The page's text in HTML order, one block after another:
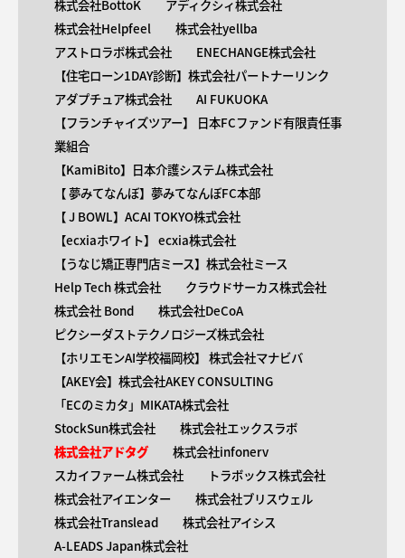
株式会社BottoK
アディクシィ株式会社
株式会社Helpfeel
株式会社yellba
アストロラボ株式会社
ENECHANGE株式会社
【住宅ローン1DAY診断】株式会社パートナーリンク
アダプチュア株式会社
AI FUKUOKA
【​フランチャイズツアー】 日本FCファンド有限責任事
業組合
【KamiBito​】日本介護システム株式会社
【 ​夢みてなんぼ】夢みてなんぼFC本部
【 ​J BOWL】ACAI TOKYO株式会社
【​ecxiaホワイト】 ecxia株式会社
【​うなじ矯正専門店ミース】株式会社ミース
Help Tech 株式会社
クラウドサーカス株式会社
株式会社 Bond
株式会社DeCoA
ピクシーダストテクノロジーズ株式会社
【ホリエモンAI学校福岡校】 株式会社マナビバ
【AKEY会】株式会社AKEY CONSULTING
「ECのミカタ」MIKATA株式会社
StockSun株式会社
株式会社エックスラボ
株式会社アドタグ
株式会社infonerv
スカイファーム株式会社
トラボックス株式会社
株式会社アイエンター
株式会社ブリスウェル
株式会社Translead
株式会社アイシス
A-LEADS Japan株式会社